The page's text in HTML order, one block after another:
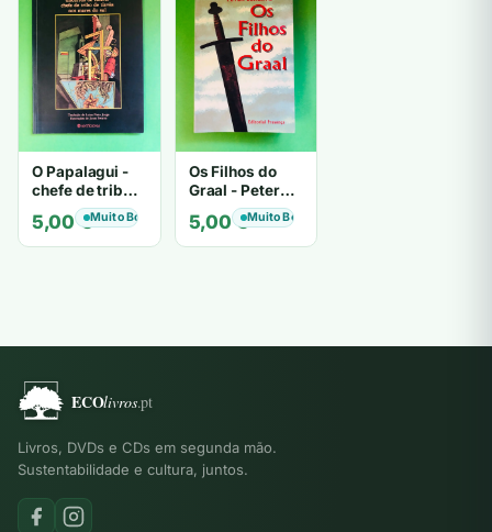
O Papalagui -
chefe de tribo
de tiavéa
5,00€Muito Bom
Os Filhos do
Graal - Peter
Berling
5,00€Muito Bom
Livros, DVDs e CDs em segunda mão.
Sustentabilidade e cultura, juntos.